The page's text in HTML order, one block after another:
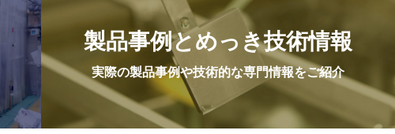
製品事例とめっき技術情報
実際の製品事例や技術的な専門情報をご紹介